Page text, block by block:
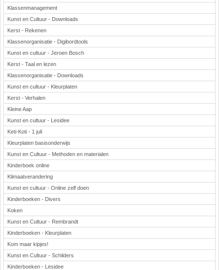
Klassenmanagement
Kunst en Cultuur - Downloads
Kerst - Rekenen
Klassenorganisatie - Digibordtools
Kunst en cultuur - Jeroen Bosch
Kerst - Taal en lezen
Klassenorganisatie - Downloads
Kunst en cultuur - Kleurplaten
Kerst - Verhalen
Kleine Aap
Kunst en cultuur - Lesidee
Keti-Koti - 1 juli
Kleurplaten basisonderwijs
Kunst en Cultuur - Methoden en materialen
Kinderboek online
Klimaatverandering
Kunst en cultuur - Online zelf doen
Kinderboeken - Divers
Koken
Kunst en Cultuur - Rembrandt
Kinderboeken - Kleurplaten
Kom maar kipjes!
Kunst en Cultuur - Schilders
Kinderboeken - Lesidee